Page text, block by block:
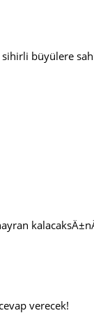
sihirli büyülere
verecek!